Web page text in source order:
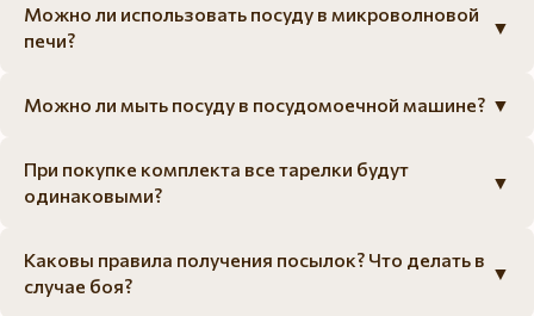
Можно ли использовать посуду в микроволновой
печи?
▼
Можно ли мыть посуду в посудомоечной машине? ▼
При покупке комплекта все тарелки будут
одинаковыми?
▼
Каковы правила получения посылок? Что делать в
случае боя?
▼